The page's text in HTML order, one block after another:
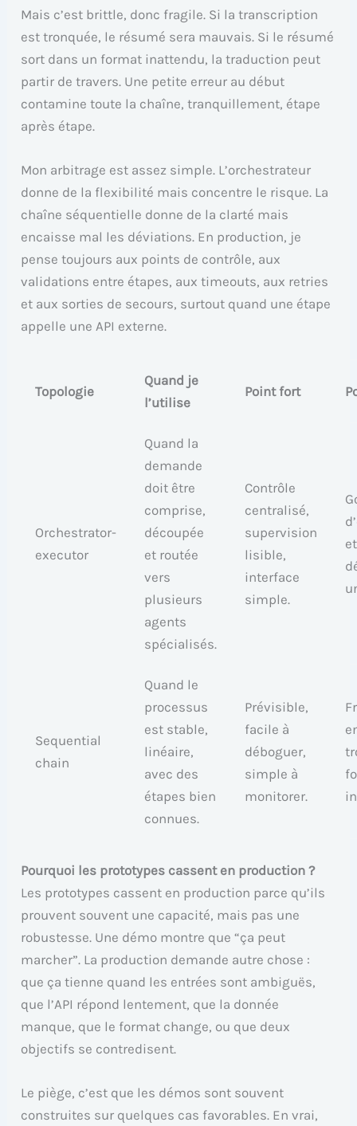
Mais c’est brittle, donc fragile. Si la transcription
est tronquée, le résumé sera mauvais. Si le résumé
sort dans un format inattendu, la traduction peut
partir de travers. Une petite erreur au début
contamine toute la chaîne, tranquillement, étape
après étape.
Mon arbitrage est assez simple. L’orchestrateur
donne de la flexibilité mais concentre le risque. La
chaîne séquentielle donne de la clarté mais
encaisse mal les déviations. En production, je
pense toujours aux points de contrôle, aux
validations entre étapes, aux timeouts, aux retries
et aux sorties de secours, surtout quand une étape
appelle une API externe.
Topologie
Quand je
l’utilise
Point fort
Orchestrator-
executor
Quand la
demande
doit être
comprise,
découpée
et routée
vers
plusieurs
agents
spécialisés.
Contrôle
centralisé,
supervision
lisible,
interface
simple.
Sequential
chain
Quand le
processus
est stable,
linéaire,
avec des
étapes bien
connues.
Prévisible,
facile à
déboguer,
simple à
monitorer.
Pourquoi les prototypes cassent en production ?
Les prototypes cassent en production parce qu’ils
prouvent souvent une capacité, mais pas une
robustesse. Une démo montre que “ça peut
marcher”. La production demande autre chose :
que ça tienne quand les entrées sont ambiguës,
que l’API répond lentement, que la donnée
manque, que le format change, ou que deux
objectifs se contredisent.
Le piège, c’est que les démos sont souvent
construites sur quelques cas favorables. En vrai,